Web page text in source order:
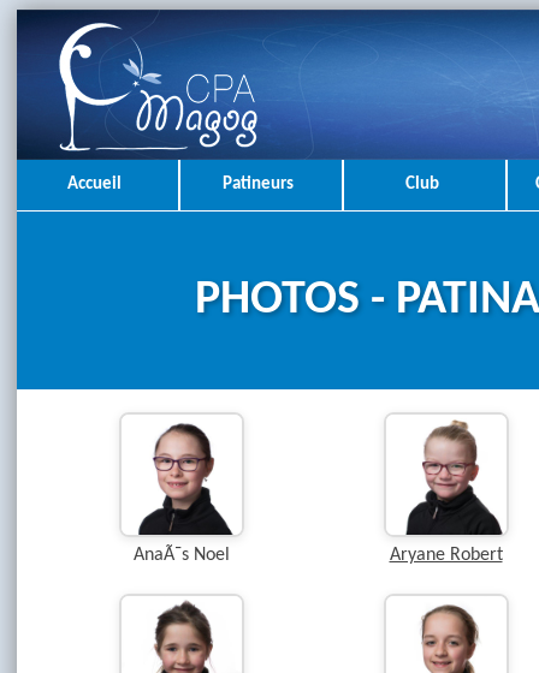
Accueil Patineurs Club
PHOTOS -
AnaÃ¯s Noel Aryane Robert